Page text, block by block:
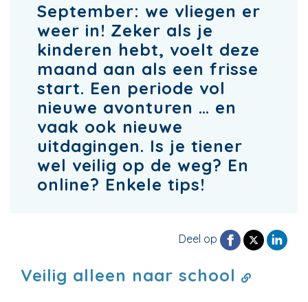
September: we vliegen er
weer in! Zeker als je
kinderen hebt, voelt deze
maand aan als een frisse
start. Een periode vol
nieuwe avonturen … en
vaak ook nieuwe
uitdagingen. Is je tiener
wel veilig op de weg? En
online? Enkele tips!
Deel op
Veilig alleen naar school